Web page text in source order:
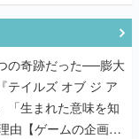
の奇跡だった──膨大
テイルズ オブ ジ ア
「生まれた意味を知
由【ゲームの企画